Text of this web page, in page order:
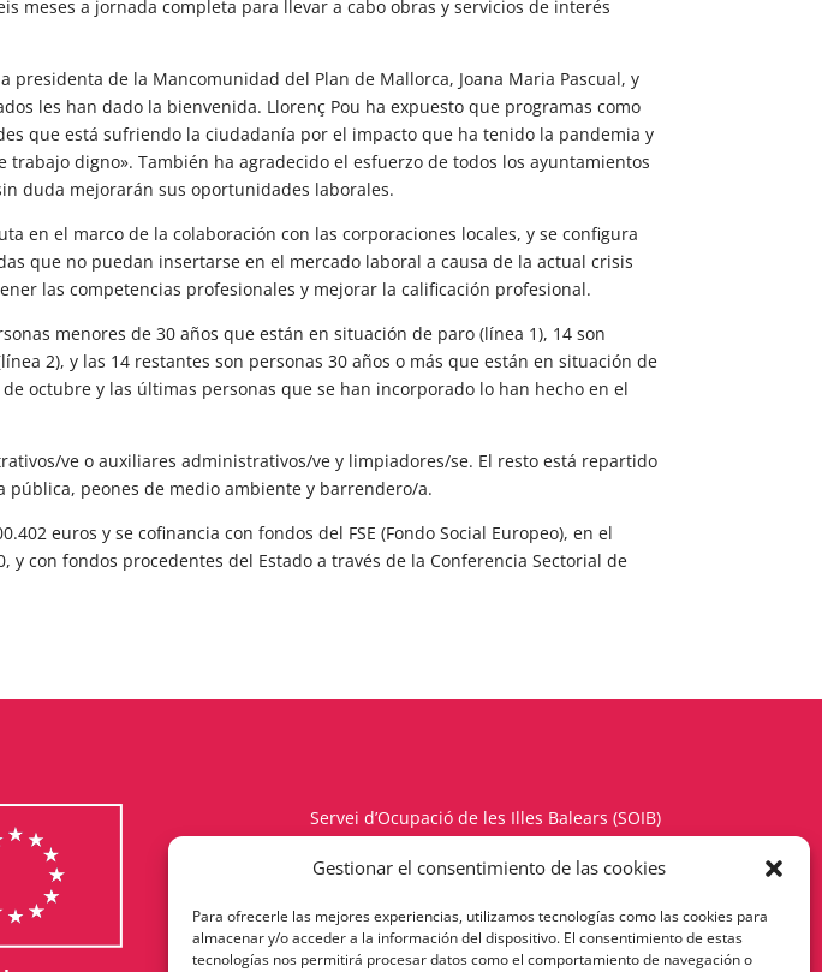
Gestionar el consentimiento de las cookies
Para ofrecerle las mejores experiencias, utilizamos tecnologías como las cookies para
almacenar y/o acceder a la información del dispositivo. El consentimiento de estas
tecnologías nos permitirá procesar datos como el comportamiento de navegación o
meses a jornada completa para llevar a cabo obras y servicios de interés
de la Mancomunidad del Plan de Mallorca, Joana Maria Pascual, y
les han dado la bienvenida. Llorenç Pou ha expuesto que programas como
que está sufriendo la ciudadanía por el impacto que ha tenido la pandemia y
digno». También ha agradecido el esfuerzo de todos los ayuntamientos
duda mejorarán sus oportunidades laborales.
en el marco de la colaboración con las corporaciones locales, y se configura
que no puedan insertarse en el mercado laboral a causa de la actual crisis
las competencias profesionales y mejorar la calificación profesional.
menores de 30 años que están en situación de paro (línea 1), 14 son
2), y las 14 restantes son personas 30 años o más que están en situación de
octubre y las últimas personas que se han incorporado lo han hecho en el
ve o auxiliares administrativos/ve y limpiadores/se. El resto está repartido
peones de medio ambiente y barrendero/a.
euros y se cofinancia con fondos del FSE (Fondo Social Europeo), en el
y con fondos procedentes del Estado a través de la Conferencia Sectorial de
Servei d’Ocupació de les Illes Balears (SOIB)
Carrer del Gremi d’Hortolans, 11, 1a planta
Telèfon 971177900 – Fax 971176342